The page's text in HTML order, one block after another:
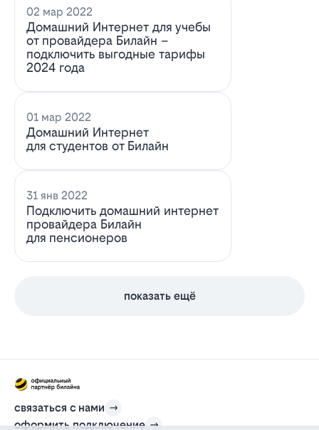
02 мар 2022
Домашний Интернет для учебы
от провайдера Билайн –
подключить выгодные тарифы
2024 года
01 мар 2022
Домашний Интернет
для студентов от Билайн
31 янв 2022
Подключить домашний интернет
провайдера Билайн
для пенсионеров
показать ещё
связаться с нами
оформить подключение